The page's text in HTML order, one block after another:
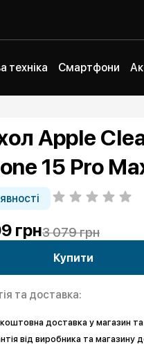
техніка Смартфони
Apple
15 Pro
грн3 079 грн
Купити
та доставка:
доставка у магазин
від виробника та магазину